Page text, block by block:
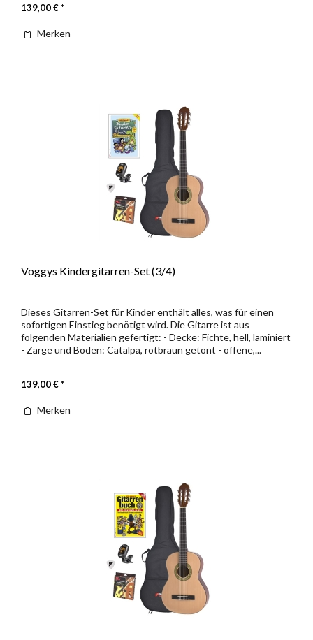
139,00 € *
Merken
Voggys Kindergitarren-Set (3/4)
Dieses Gitarren-Set für Kinder enthält alles, was für einen
sofortigen Einstieg benötigt wird. Die Gitarre ist aus
folgenden Materialien gefertigt: - Decke: Fichte, hell, laminiert
- Zarge und Boden: Catalpa, rotbraun getönt - offene,...
139,00 € *
Merken